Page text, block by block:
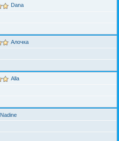
Dana
Алочка
Alla
Nadine